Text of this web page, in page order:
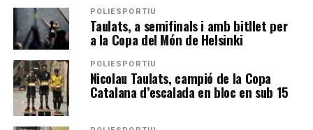
POLIESPORTIU
Taulats, a semifinals i amb bitllet per
a la Copa del Món de Helsinki
POLIESPORTIU
Nicolau Taulats, campió de la Copa
Catalana d’escalada en bloc en sub 15